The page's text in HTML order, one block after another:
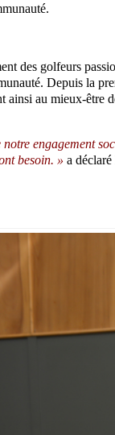
des golfeurs
Depuis la
ainsi au mieux-être
engagement
besoin. » a